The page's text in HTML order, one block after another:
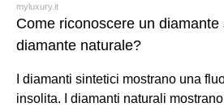
myluxury.it
Come riconoscere un diamante
diamante naturale?
I diamanti sintetici mostrano una
insolita. I diamanti naturali